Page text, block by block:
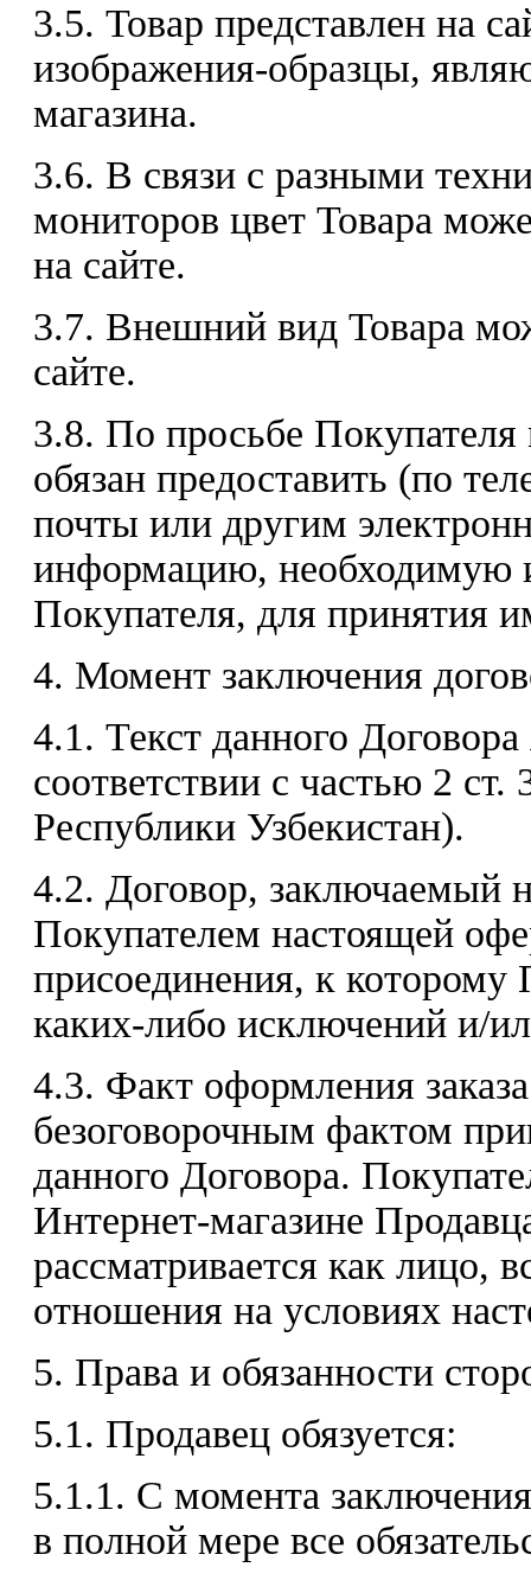
3.5. Товар представлен на
изображения-образцы,
магазина.
3.6. В связи с разными
мониторов цвет Товара
на сайте.
3.7. Внешний вид Товара
сайте.
3.8. По просьбе Покупателя
обязан предоставить (по
почты или другим
информацию, необходимую
Покупателя, для принятия
4. Момент заключения
4.1. Текст данного
соответствии с частью 2 ст.
Республики Узбекистан).
4.2. Договор, заключаемый
Покупателем настоящей
присоединения, к которому
каких-либо исключений и/
4.3. Факт оформления
безоговорочным фактом
данного Договора.
Интернет-магазине
рассматривается как лицо,
отношения на условиях
5. Права и обязанности
5.1. Продавец обязуется:
5.1.1. С момента
в полной мере все